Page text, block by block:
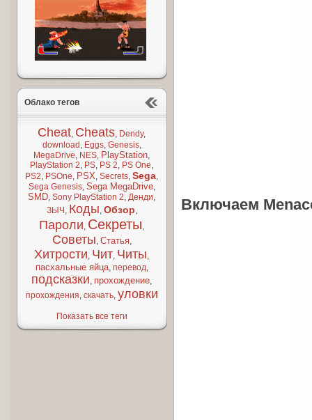
Облако тегов
Cheat, Cheats, Dendy,
download , Eggs, Genesis,
MegaDrive, NES, PlayStation,
PlayStation 2, PS, PS 2, PS One,
PS2, PSOne, PSX,Secrets,Sega,
Sega Genesis, Sega MegaDrive,
SMD,Sony PlayStation 2,Денди,
ЗЫЧ , Коды, Обзор,
Пароли, Секреты,
Советы, Статья,
Хитрости, Чит, Читы,
пасхальные яйца, перевод,
подсказки, прохождение,
прохождения, скачать, уловки
Показать все теги
Включаем